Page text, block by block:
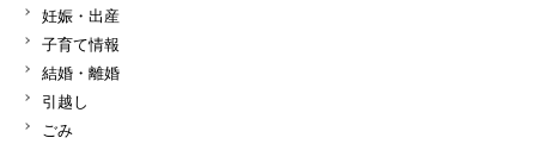
妊娠・出産
子育て情報
結婚・離婚
引越し
ごみ